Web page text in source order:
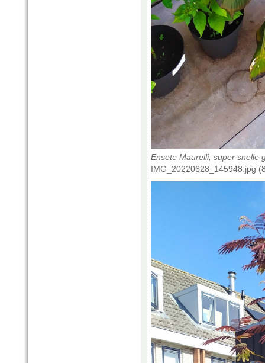
Ensete Maurelli, super snelle
IMG_20220628_145948.jpg